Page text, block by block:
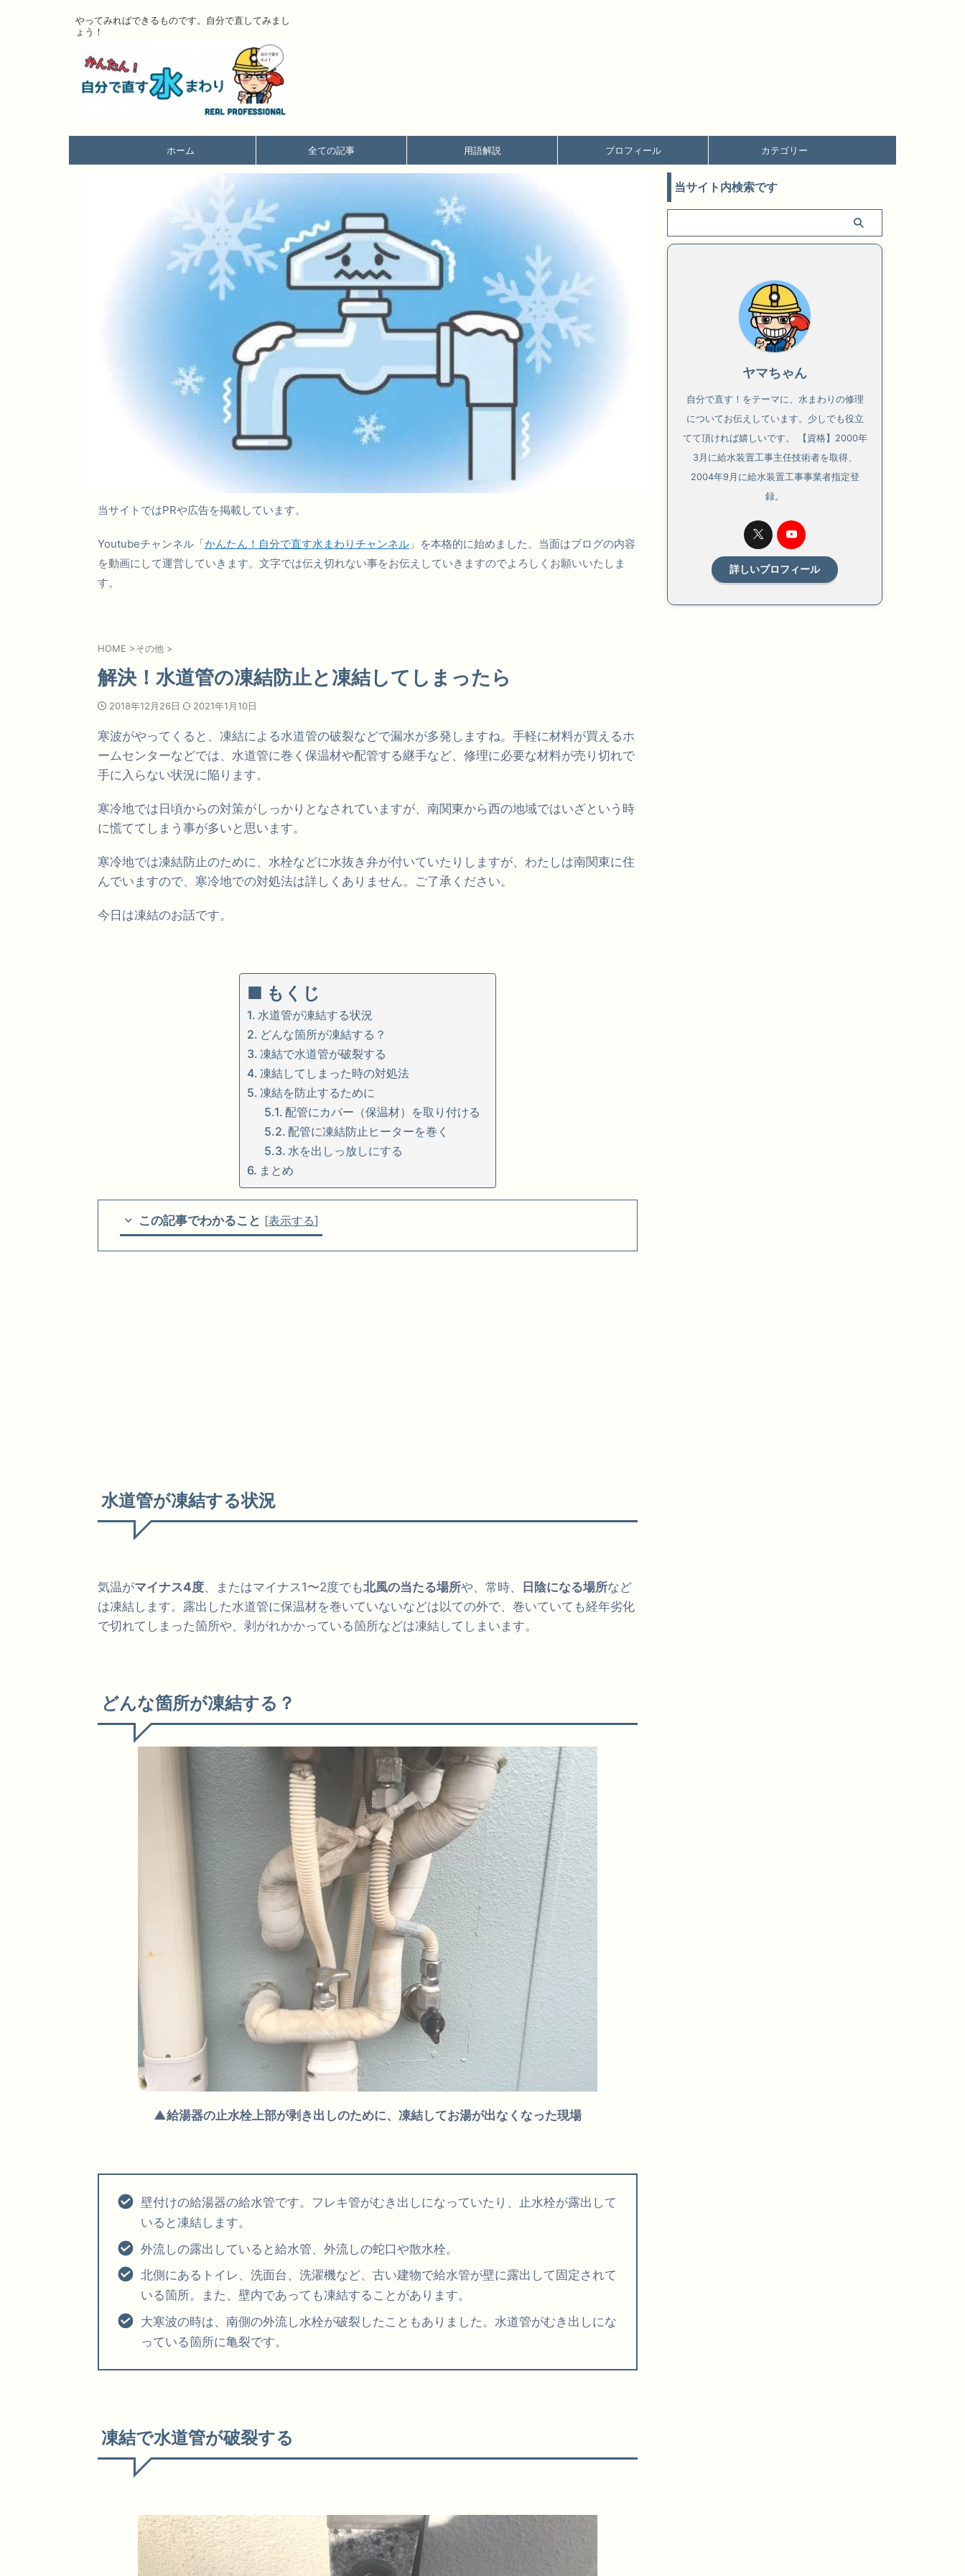
やってみればできるものです。自分で直してみまし
ょう！
ホーム 全ての記事 用語解説 プロフィール カテゴリー
当サイトではPRや広告を掲載しています。
Youtubeチャンネル「かんたん！自分で直す水まわりチャンネル 」を本格的に始めました。当面はブログの内容
を動画にして運営していきます。文字では伝え切れない事をお伝えしていきますのでよろしくお願いいたしま
す。
HOME >その他 >
解決！水道管の凍結防止と凍結してしまったら
2018年12月26日 2021年1月10日
寒波がやってくると、凍結による水道管の破裂などで漏水が多発しますね。手軽に材料が買えるホ
ームセンターなどでは、水道管に巻く保温材や配管する継手など、修理に必要な材料が売り切れで
手に入らない状況に陥ります。
寒冷地では日頃からの対策がしっかりとなされていますが、南関東から西の地域ではいざという時
に慌ててしまう事が多いと思います。
寒冷地では凍結防止のために、水栓などに水抜き弁が付いていたりしますが、わたしは南関東に住
んでいますので、寒冷地での対処法は詳しくありません。ご了承ください。
今日は凍結のお話です。
■ もくじ
水道管が凍結する状況
どんな箇所が凍結する？
凍結で水道管が破裂する
凍結してしまった時の対処法
凍結を防止するために
配管にカバー（保温材）を取り付ける
配管に凍結防止ヒーターを巻く
水を出しっ放しにする
まとめ
この記事でわかること [表示する]
水道管が凍結する状況
気温がマイナス4度、またはマイナス1〜2度でも北風の当たる場所や、常時、 日陰になる場所など
は凍結します。露出した水道管に保温材を巻いていないなどは以ての外で、巻いていても経年劣化
で切れてしまった箇所や、剥がれかかっている箇所などは凍結してしまいます。
どんな箇所が凍結する？
▲給湯器の止水栓上部が剥き出しのために、凍結してお湯が出なくなった現場
壁付けの給湯器の給水管です。フレキ管がむき出しになっていたり、止水栓が露出して
いると凍結します。
外流しの露出していると給水管、外流しの蛇口や散水栓。
北側にあるトイレ、洗面台、洗濯機など、古い建物で給水管が壁に露出して固定されて
いる箇所。また、壁内であっても凍結することがあります。
大寒波の時は、南側の外流し水栓が破裂したこともありました。水道管がむき出しにな
っている箇所に亀裂です。
凍結で水道管が破裂する
当サイト内検索です
ヤマちゃん
自分で直す！をテーマに、水まわりの修理
についてお伝えしています。少しでも役立
てて頂ければ嬉しいです。 【資格】2000年
3月に給水装置工事主任技術者を取得、
2004年9月に給水装置工事事業者指定登
録。
詳しいプロフィール